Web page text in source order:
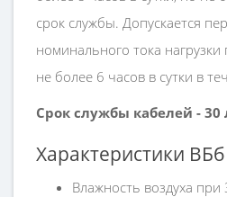
срок службы. Допускается
номинального тока
не более 6 часов в сутки в
Срок службы кабелей - 30
Характеристики
Влажность воздуха при